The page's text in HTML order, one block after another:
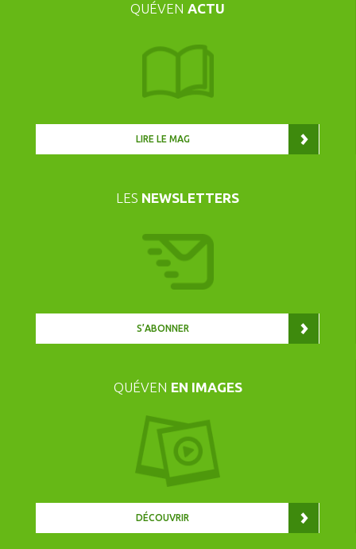
QUÉVEN ACTU
LIRE LE MAG
LES NEWSLETTERS
S’ABONNER
QUÉVEN EN IMAGES
DÉCOUVRIR